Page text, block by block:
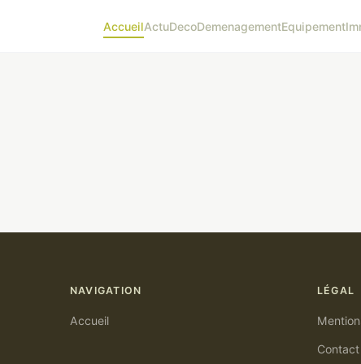
AccueilActuDecoDemenagementEquipement
NAVIGATION
Accueil
LÉGAL
Contact